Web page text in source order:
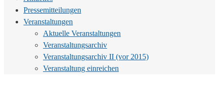
Pressemitteilungen
Veranstaltungen
Aktuelle Veranstaltungen
Veranstaltungsarchiv
Veranstaltungsarchiv II (vor 2015)
Veranstaltung einreichen